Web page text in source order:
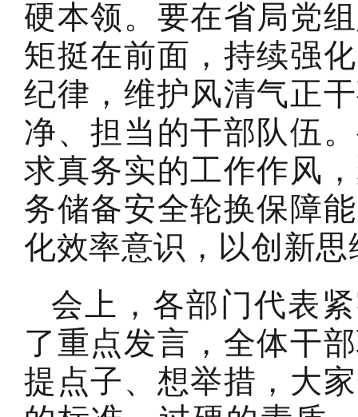
硬本领。要在省局党
矩挺在前面，持续强
纪律，维护风清气正
净、担当的干部队伍
求真务实的工作作风
务储备安全轮换保障
化效率意识，以创新
会上，各部门代表
了重点发言，全体干
提点子、想举措，大